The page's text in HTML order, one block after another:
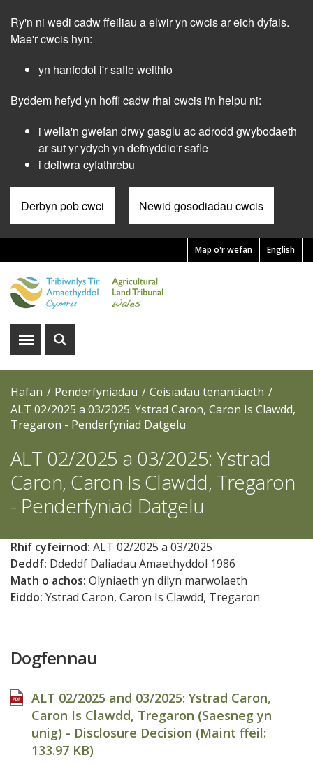
main
Ry'n ni wedi cadw ffeiliau a elwir yn cwcis ar eich dyfais.
Mae'r cwcis hyn:
yn hanfodol i'r safle weithio
Byddem hefyd yn hoffi cadw rhai cwcis i'n helpu ni:
i wella'n gwefan drwy gasglu ac adrodd gwybodaeth
ar sut yr ydych yn defnyddio'r safle
i deilwra cyfathrebu
Derbyn pob cwci Newid gosodiadau cwcis
English
Pre
Header
Menu
Map o'r wefan
DangosDangos
Hafan Penderfyniadau
Ceisiadau tenantiaeth
ALT 02/2025 a 03/2025: Ystrad Caron, Caron Is Clawdd,
Tregaron - Penderfyniad Datgelu
ALT 02/2025 a 03/2025: Ystrad
Caron, Caron Is Clawdd, Tregaron
- Penderfyniad Datgelu
Rhif cyfeirnod: ALT 02/2025 a 03/2025
Deddf: Ddeddf Daliadau Amaethyddol 1986
Math o achos: Olyniaeth yn dilyn marwolaeth
Eiddo: Ystrad Caron, Caron Is Clawdd, Tregaron
Dogfennau
ALT 02/2025 and 03/2025: Ystrad Caron,
Caron Is Clawdd, Tregaron (Saesneg yn
unig) - Disclosure Decision (Maint ffeil:
133.97 KB)